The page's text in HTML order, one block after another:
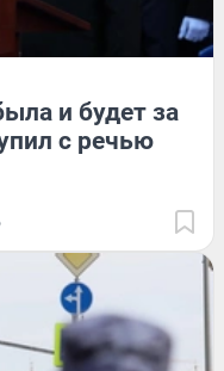
и будет за
с речью